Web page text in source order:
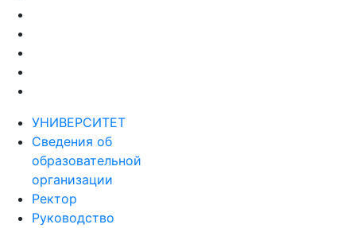
УНИВЕРСИТЕТ
Сведения об
образовательной
организации
Ректор
Руководство